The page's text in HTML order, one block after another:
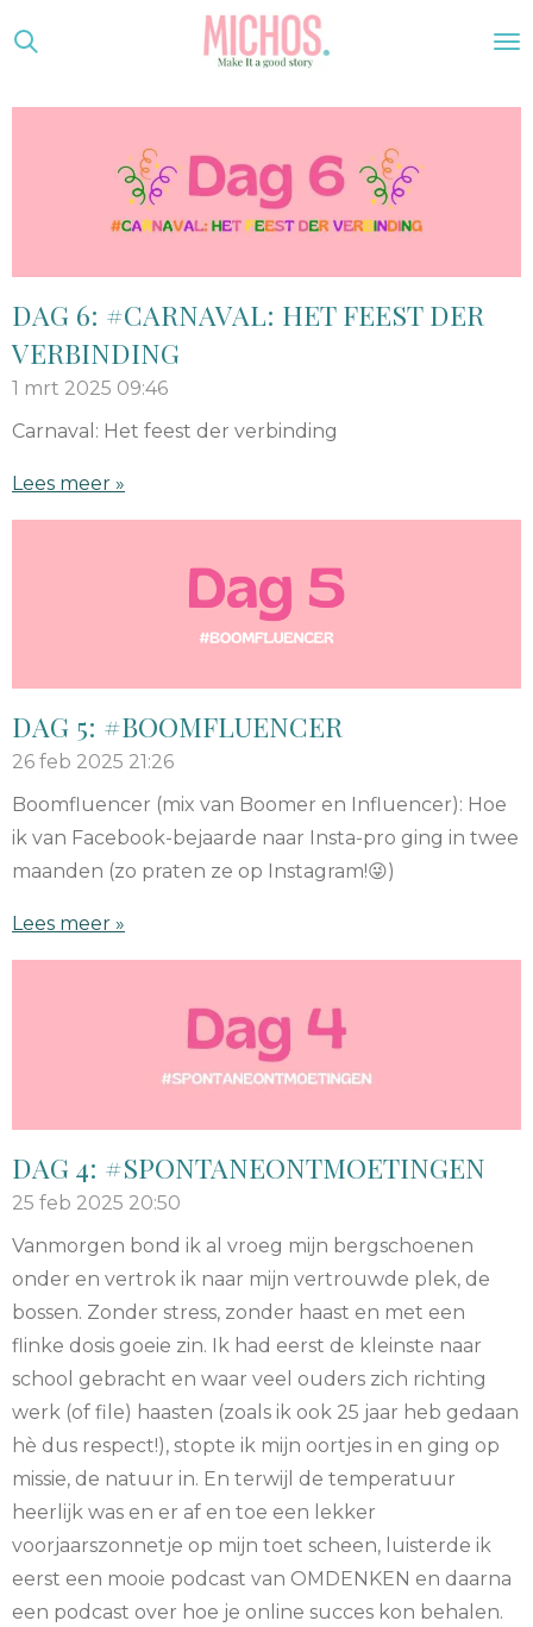
Ga
direct
DAG 6: #CARNAVAL: HET FEEST DER
VERBINDING
1 mrt 2025 09:46
Carnaval: Het feest der verbinding
Lees meer »
DAG 5: #BOOMFLUENCER
26 feb 2025 21:26
Boomfluencer (mix van Boomer en Influencer): Hoe
ik van Facebook-bejaarde naar Insta-pro ging in twee
maanden (zo praten ze op Instagram!😜)
Lees meer »
DAG 4: #SPONTANEONTMOETINGEN
25 feb 2025 20:50
Vanmorgen bond ik al vroeg mijn bergschoenen
onder en vertrok ik naar mijn vertrouwde plek, de
bossen. Zonder stress, zonder haast en met een
flinke dosis goeie zin. Ik had eerst de kleinste naar
school gebracht en waar veel ouders zich richting
werk (of file) haasten (zoals ik ook 25 jaar heb gedaan
hè dus respect!), stopte ik mijn oortjes in en ging op
missie, de natuur in. En terwijl de temperatuur
heerlijk was en er af en toe een lekker
voorjaarszonnetje op mijn toet scheen, luisterde ik
eerst een mooie podcast van OMDENKEN en daarna
een podcast over hoe je online succes kon behalen.